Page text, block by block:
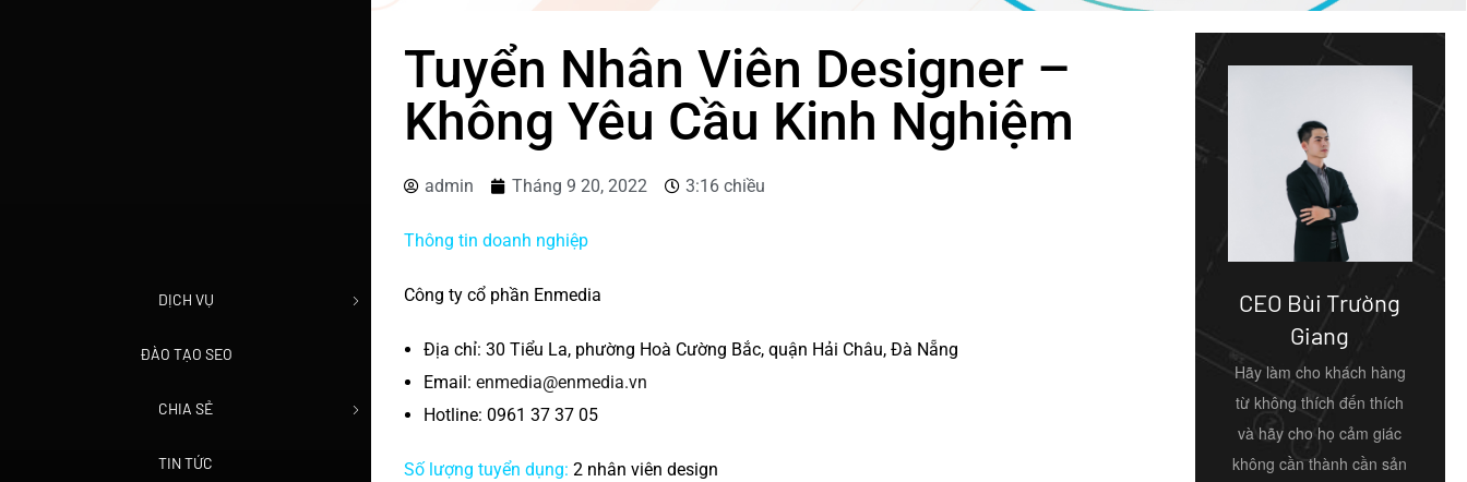
DỊCH VỤ
ĐÀO TẠO SEO
CHIA SẺ
TIN TỨC
Tuyển Nhân Viên Designer –
Không Yêu Cầu Kinh Nghiệm
admin Tháng 9 20, 2022 3:16 chiều
Thông tin doanh nghiệp
Công ty cổ phần Enmedia
Địa chỉ: 30 Tiểu La, phường Hoà Cường Bắc, quận Hải Châu, Đà Nẵng
Email: enmedia@enmedia.vn
Hotline: 0961 37 37 05
Số lượng tuyển dụng: 2 nhân viên design
CEO Bùi Trường
Giang
Hãy làm cho khách hàng
từ không thích đến thích
và hãy cho họ cảm giác
không cần thành cần sản